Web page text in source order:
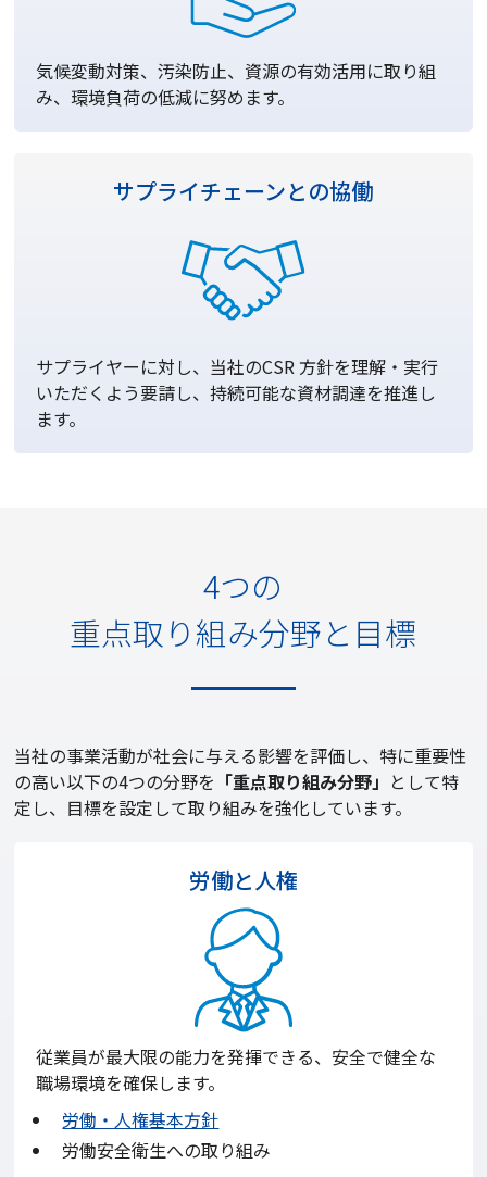
気候変動対策、汚染防止、資源の有効活用に取り組
み、環境負荷の低減に努めます。
サプライチェーンとの協働
サプライヤーに対し、当社のCSR 方針を理解・実行
いただくよう要請し、持続可能な資材調達を推進し
ます。
4つの
重点取り組み分野と目標
当社の事業活動が社会に与える影響を評価し、特に重要性
の高い以下の4つの分野を 「重点取り組み分野」 として特
定し、目標を設定して取り組みを強化しています。
労働と人権
従業員が最大限の能力を発揮できる、安全で健全な
職場環境を確保します。
労働・人権基本方針
労働安全衛生への取り組み